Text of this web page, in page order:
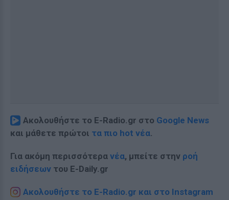
Ακολουθήστε το E-Radio.gr στο Google News
και μάθετε πρώτοι τα πιο hot νέα.
Για ακόμη περισσότερα νέα, μπείτε στην ροή
ειδήσεων του E-Daily.gr
Ακολουθήστε το E-Radio.gr και στο Instagram